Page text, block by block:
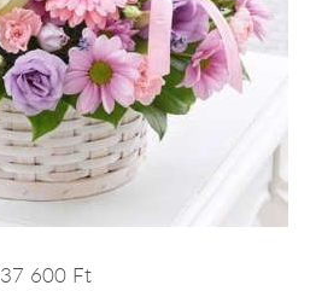
37 600 Ft